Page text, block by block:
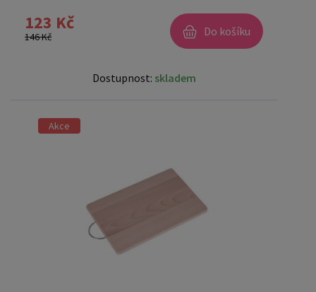
123 Kč
146 Kč Do košíku
Dostupnost: skladem
Akce